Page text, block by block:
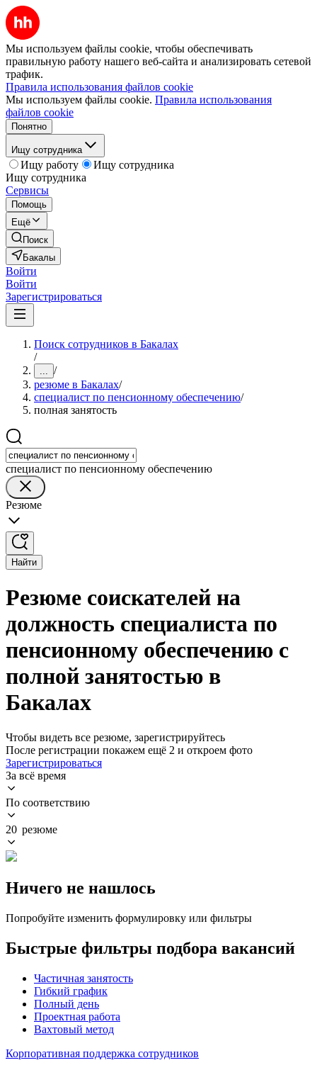
Мы используем файлы cookie, чтобы обеспечивать
правильную работу нашего веб-сайта и анализировать сетевой
трафик.
Правила использования файлов cookie
Мы используем файлы cookie. Правила использования
файлов cookie
Понятно
Ищу сотрудника
Ищу работу
Ищу сотрудника
Ищу сотрудника
Сервисы
Помощь
Ещё
Поиск
Бакалы
Войти
Войти
Зарегистрироваться
Поиск сотрудников в Бакалах
/
... /
резюме в Бакалах/
специалист по пенсионному обеспечению/
полная занятость
специалист по пенсионному обеспечению
Резюме
Найти
Резюме соискателей на
должность специалиста по
пенсионному обеспечению с
полной занятостью в
Бакалах
Чтобы видеть все резюме, зарегистрируйтесь
После регистрации покажем ещё 2 и откроем фото
Зарегистрироваться
За всё время
По соответствию
20 резюме
Ничего не нашлось
Попробуйте изменить формулировку или фильтры
Быстрые фильтры подбора вакансий
Частичная занятость
Гибкий график
Полный день
Проектная работа
Вахтовый метод
Корпоративная поддержка сотрудников